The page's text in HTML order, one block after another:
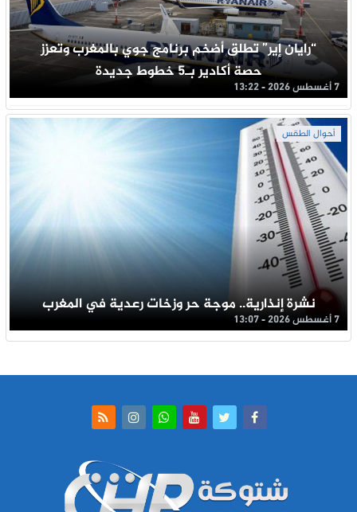
“رايان إير” تطلق أضخم برنامج جوي بالمغرب وتعزز
حصة أكادير بـ5 خطوط جديدة
7 أغسطس 2026 - 13:22
أحوال الطقس
نشرة إنذارية.. موجة حر وزخات رعدية في المغرب
7 أغسطس 2026 - 13:07